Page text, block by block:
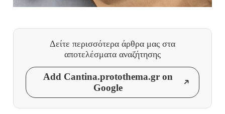
Δείτε περισσότερα άρθρα μας στα
αποτελέσματα αναζήτησης
Add Cantina.protothema.gr on
Google